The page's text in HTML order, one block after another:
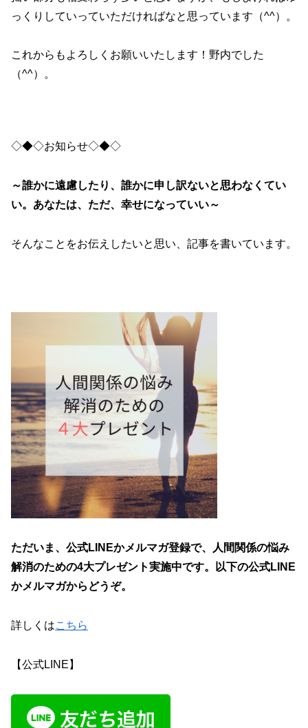
っくりしていっていただければなと思っています（^^）。
これからもよろしくお願いいたします！野内でした
（^^）。
◇◆◇お知らせ◇◆◇
～誰かに遠慮したり、誰かに申し訳ないと思わなくてい
い。あなたは、ただ、幸せになっていい～
そんなことをお伝えしたいと思い、記事を書いています。
ただいま、 公式LINEかメルマガ登録で、
人間関係の悩み
解消のための4大プレゼント実施中です。以下の公式LINE
かメルマガからどうぞ。
詳しくはこちら
【公式LINE】